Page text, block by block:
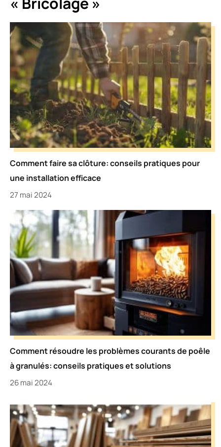
Comment faire sa clôture: conseils pratiques pour
une installation efficace
27 mai 2024
Comment résoudre les problèmes courants de poêle
à granulés: conseils pratiques et solutions
26 mai 2024